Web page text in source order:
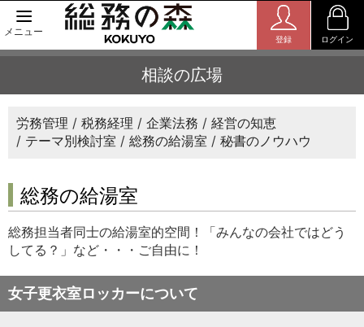
メニュー
登録 ログイン
相談の広場
労務管理 税務経理 企業法務
経営の知恵
テーマ別検討室
総務の給湯室 秘書のノウハウ
総務の給湯室
総務担当者同士の給湯室的空間！「みんなの会社ではどう
してる？」など・・・ご自由に！
女子更衣室ロッカーについて